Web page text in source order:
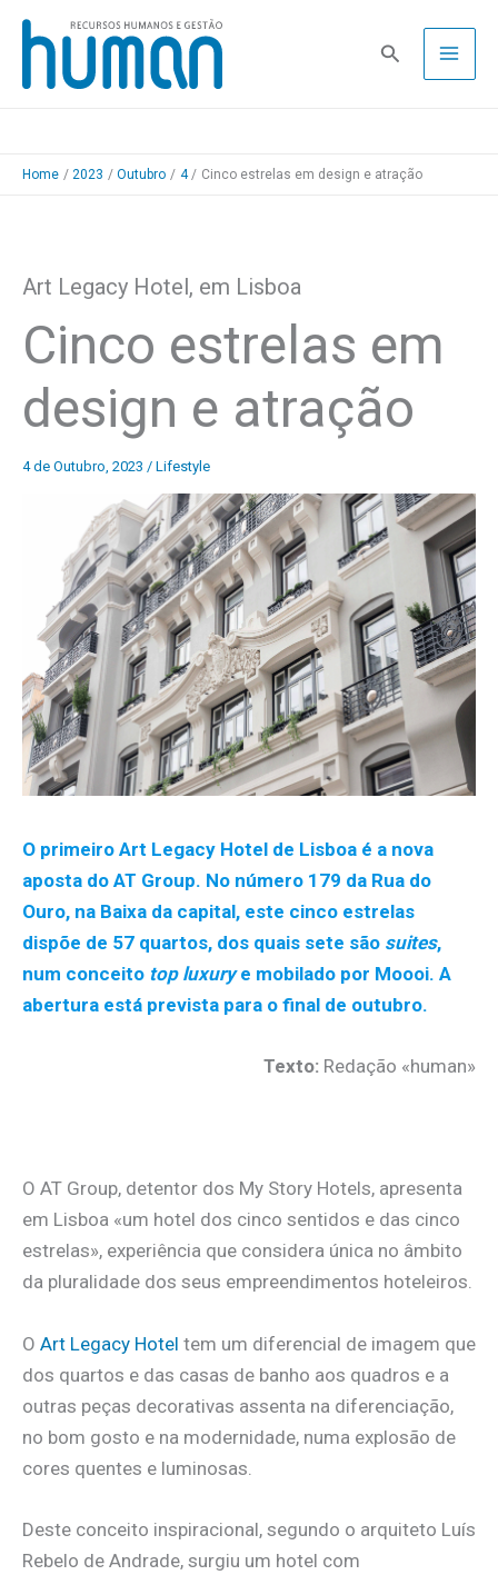
Skip
content
Pesquisa
Home 2023 Outubro 4 Cinco estrelas em design e atração
Art Legacy Hotel, em Lisboa
Cinco estrelas em
design e atração
4 de Outubro, 2023 / Lifestyle
O primeiro Art Legacy Hotel de Lisboa é a nova
aposta do AT Group. No número 179 da Rua do
Ouro, na Baixa da capital, este cinco estrelas
dispõe de 57 quartos, dos quais sete são suites,
num conceito top luxurye mobilado por Moooi. A
abertura está prevista para o final de outubro.
Texto: Redação «human»
O AT Group, detentor dos My Story Hotels, apresenta
em Lisboa «um hotel dos cinco sentidos e das cinco
estrelas», experiência que considera única no âmbito
da pluralidade dos seus empreendimentos hoteleiros.
O Art Legacy Hotel tem um diferencial de imagem que
dos quartos e das casas de banho aos quadros e a
outras peças decorativas assenta na diferenciação,
no bom gosto e na modernidade, numa explosão de
cores quentes e luminosas.
Deste conceito inspiracional, segundo o arquiteto Luís
Rebelo de Andrade, surgiu um hotel com